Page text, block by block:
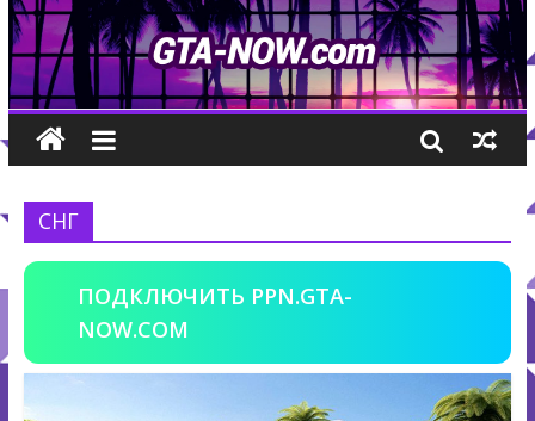
СНГ
ПОДКЛЮЧИТЬ PPN.GTA-
NOW.COM